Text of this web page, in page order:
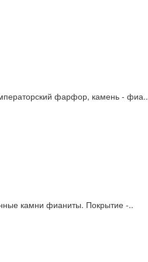
фарфор, камень - фиа..
камни фианиты. Покрытие -..